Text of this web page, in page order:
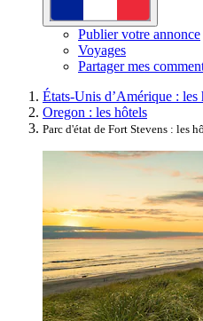
Publier votre annonce
Voyages
Partager mes
États-Unis d’Amérique : les
Oregon : les hôtels
Parc d'état de Fort Stevens : les